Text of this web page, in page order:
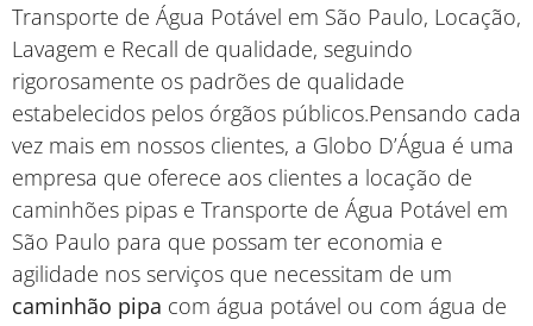
Transporte de Água Potável em São Paulo, Locação,
Lavagem e Recall de qualidade, seguindo
rigorosamente os padrões de qualidade
estabelecidos pelos órgãos públicos.Pensando cada
vez mais em nossos clientes, a Globo D’Água é uma
empresa que oferece aos clientes a locação de
caminhões pipas e Transporte de Água Potável em
São Paulo para que possam ter economia e
agilidade nos serviços que necessitam de um
caminhão pipa com água potável ou com água de